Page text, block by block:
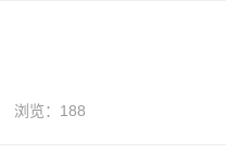
浏览：188